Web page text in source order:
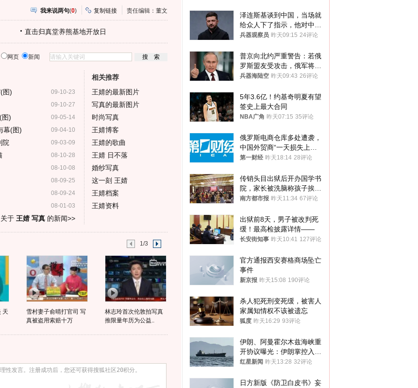
我来说两句(0) 复制链接 责任编辑：董文
直击归真堂养熊基地开放日
网页 新闻
09-10-23
图)
09-10-27
09-05-14
)
09-04-10
幕(图)
09-03-09
院
08-10-28
08-10-08
08-09-25
08-09-24
08-01-03
于 王婧 写真的新闻>>
相关推荐
王婧的最新图片
写真的最新图片
时尚写真
王婧博客
王婧的歌曲
王婧 日不落
婚纱写真
这一刻 王婧
王婧档案
王婧资料
1/3
天
雪村妻子俞晴打官司 写
真被盗用索赔十万
林志玲首次伦敦拍写真
推限量年历为公益..
泽连斯基谈到中国，当场就
给众人下了指示，他对中国
和中乌关系，显然又有了新
兵器观察员 昨天09:15 24评论
普京向北约严重警告：若俄
罗斯盟友受攻击，俄军将动
用核武器保护
兵器海陆空 昨天09:43 26评论
5年3.6亿！约基奇明夏有望
签史上最大合同
NBA广角 昨天07:15 35评论
俄罗斯电商仓库多处遭袭，
中国外贸商“一天损失上
万”紧急清仓
第一财经 昨天18:14 28评论
传销头目出狱后开办国学书
院，家长被洗脑称孩子挨打
才有效果
南方都市报 昨天11:34 67评论
出狱前8天，男子被改判死
缓！最高检披露详情——
长安街知事 昨天10:41 127评论
官方通报西安赛格商场坠亡
事件
新京报 昨天15:08 190评论
杀人犯死刑变死缓，被害人
家属知情权不该被遗忘
狐度 昨天16:29 93评论
伊朗、阿曼霍尔木兹海峡重
开协议曝光：伊朗掌控入湾
航道，与阿曼平分“服务费”
红星新闻 昨天13:28 32评论
日方新版《防卫白皮书》妄